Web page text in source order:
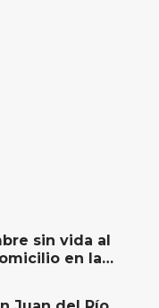
sin vida al
en la
San Juan del